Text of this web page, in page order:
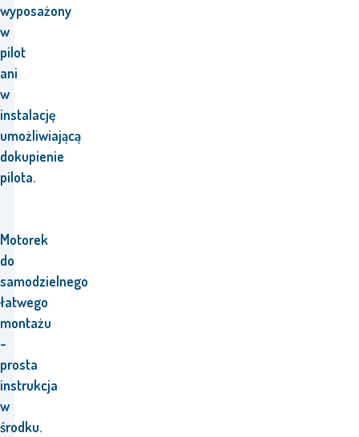
wyposażony
w
pilot
ani
w
instalację
umożliwiającą
dokupienie
pilota.
Motorek
do
samodzielnego
łatwego
montażu
-
prosta
instrukcja
w
środku.